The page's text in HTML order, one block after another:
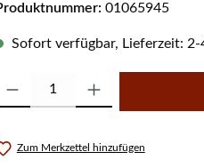
01065945
Sofort verfügbar, Lieferzeit: 2-
Produkt Anzahl: Gib den
Zum Merkzettel hinzufügen